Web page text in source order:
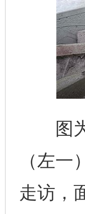
图为6
（左
走访，